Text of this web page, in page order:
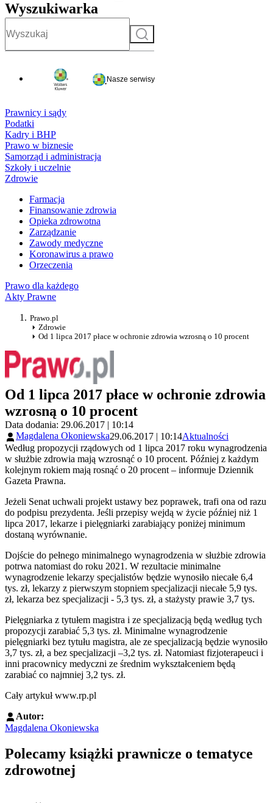
Wyszukiwarka
Szukaj
Nasze serwisy
Prawnicy i sądy
Podatki
Kadry i BHP
Prawo w biznesie
Samorząd i administracja
Szkoły i uczelnie
Zdrowie
Farmacja
Finansowanie zdrowia
Opieka zdrowotna
Zarządzanie
Zawody medyczne
Koronawirus a prawo
Orzeczenia
Prawo dla każdego
Akty Prawne
Prawo.pl
Zdrowie
Od 1 lipca 2017 płace w ochronie zdrowia wzrosną o 10 procent
Od 1 lipca 2017 płace w ochronie zdrowia
wzrosną o 10 procent
Data dodania: 29.06.2017 | 10:14
Magdalena Okoniewska29.06.2017 | 10:14Aktualności
Według propozycji rządowych od 1 lipca 2017 roku wynagrodzenia
w służbie zdrowia mają wzrosnąć o 10 procent. Później z każdym
kolejnym rokiem mają rosnąć o 20 procent – informuje Dziennik
Gazeta Prawna.
Jeżeli Senat uchwali projekt ustawy bez poprawek, trafi ona od razu
do podpisu prezydenta. Jeśli przepisy wejdą w życie później niż 1
lipca 2017, lekarze i pielęgniarki zarabiający poniżej minimum
dostaną wyrównanie.
Dojście do pełnego minimalnego wynagrodzenia w służbie zdrowia
potrwa natomiast do roku 2021. W rezultacie minimalne
wynagrodzenie lekarzy specjalistów będzie wynosiło niecałe 6,4
tys. zł, lekarzy z pierwszym stopniem specjalizacji niecałe 5,9 tys.
zł, lekarza bez specjalizacji - 5,3 tys. zł, a stażysty prawie 3,7 tys.
Pielęgniarka z tytułem magistra i ze specjalizacją będą według tych
propozycji zarabiać 5,3 tys. zł. Minimalne wynagrodzenie
pielęgniarki bez tytułu magistra, ale ze specjalizacją będzie wynosiło
3,7 tys. zł, a bez specjalizacji –3,2 tys. zł. Natomiast fizjoterapeuci i
inni pracownicy medyczni ze średnim wykształceniem będą
zarabiać co najmniej 3,2 tys. zł.
Cały artykuł www.rp.pl
Autor:
Magdalena Okoniewska
Polecamy książki prawnicze o tematyce
zdrowotnej